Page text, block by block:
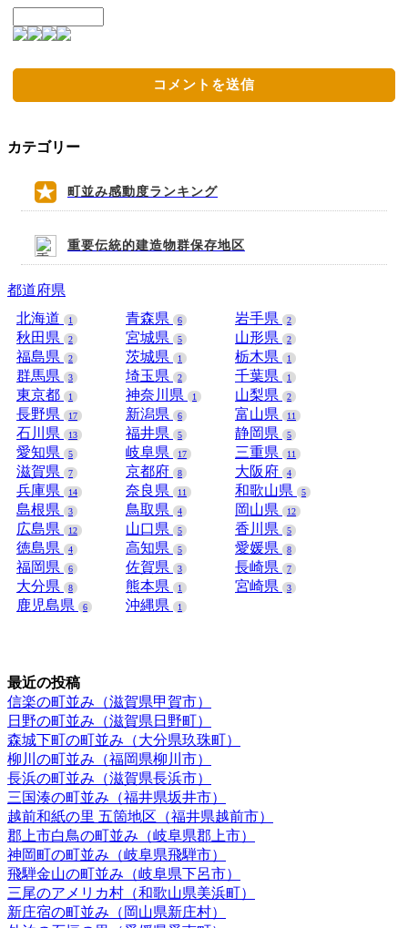
カテゴリー
町並み感動度ランキング
重要伝統的建造物群保存地区
都道府県
北海道
1 青森県 6 岩手県 2
秋田県 2 宮城県 5 山形県 2
福島県 2 茨城県 1 栃木県 1
群馬県 3 埼玉県 2 千葉県 1
東京都 1 神奈川県 1 山梨県 2
長野県 17 新潟県 6 富山県 11
石川県 13 福井県 5 静岡県 5
愛知県 5 岐阜県 17 三重県 11
滋賀県 7 京都府 8 大阪府 4
兵庫県 14 奈良県 11 和歌山県 5
島根県 3 鳥取県 4 岡山県 12
広島県 12 山口県 5 香川県 5
徳島県 4 高知県 5 愛媛県 8
福岡県 6 佐賀県 3 長崎県 7
大分県 8 熊本県 1 宮崎県 3
鹿児島県 6 沖縄県 1
最近の投稿
信楽の町並み（滋賀県甲賀市）
日野の町並み（滋賀県日野町）
森城下町の町並み（大分県玖珠町）
柳川の町並み（福岡県柳川市）
長浜の町並み（滋賀県長浜市）
三国湊の町並み（福井県坂井市）
越前和紙の里 五箇地区（福井県越前市）
郡上市白鳥の町並み（岐阜県郡上市）
神岡町の町並み（岐阜県飛騨市）
飛騨金山の町並み（岐阜県下呂市）
三尾のアメリカ村（和歌山県美浜町）
新庄宿の町並み（岡山県新庄村）